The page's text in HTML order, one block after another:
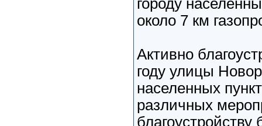
городу
около 7 км
Активно
году улицы
населенных
различных